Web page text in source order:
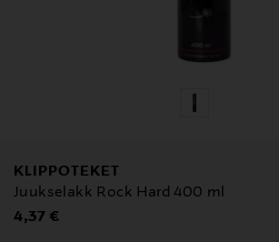
KLIPPOTEKET
Juukselakk Rock Hard 400 ml
Original Price
4,37 €